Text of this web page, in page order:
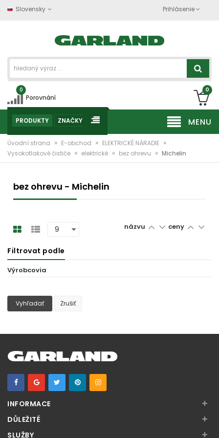
Slovensky Prihlásenie
0
Porovnání
0
MENU
PRODUKTY ZNAČKY
Úvodní strana » E-obchod » ELEKTRICKÉ NÁRADIE »
Vysokotlakové čističe » elektrické » bez ohrevu » Michelin
bez ohrevu - Michelin
názvu ceny
Filtrovat podle
Výrobcovia
Vyhľadať Zrušiť
INFORMACE +
DŮLEŽITÉ +
SLUŽBY +